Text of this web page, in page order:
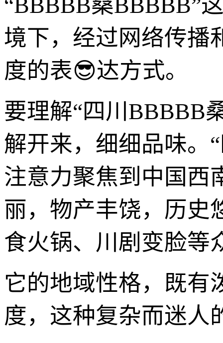
境下，经过网络传播
度的表😎达方式。
要理解“四川BBBBB
解开来，细细品味。
注意力聚焦到中国西
丽，物产丰饶，历史
食火锅、川剧变脸等
它的地域性格，既有
度，这种复杂而迷人